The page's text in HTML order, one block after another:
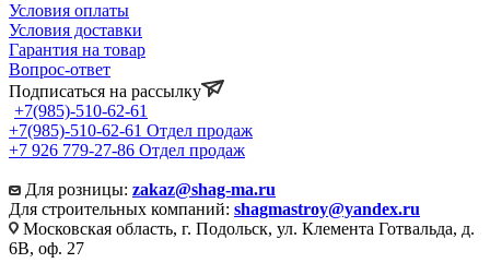
Условия оплаты
Условия доставки
Гарантия на товар
Вопрос-ответ
Подписаться на рассылку
+7(985)-510-62-61
+7(985)-510-62-61 Отдел продаж
‪+7 926 779-27-86‬ Отдел продаж
Для розницы: zakaz@shag-ma.ru
Для строительных компаний: shagmastroy@yandex.ru
Московская область, г. Подольск, ул. Клемента Готвальда, д.
6В, оф. 27